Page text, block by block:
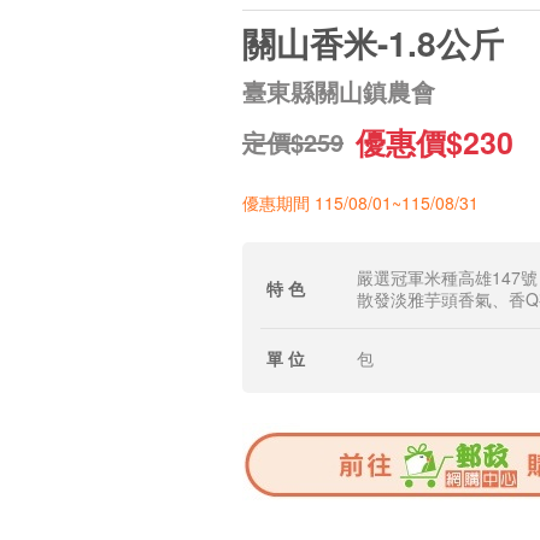
關山香米-1.8公斤
臺東縣關山鎮農會
定價$259 優惠價$230
優惠期間 115/08/01~115/08/31
特 色
嚴選冠軍米種高雄147號
散發淡雅芋頭香氣、香
單 位 包